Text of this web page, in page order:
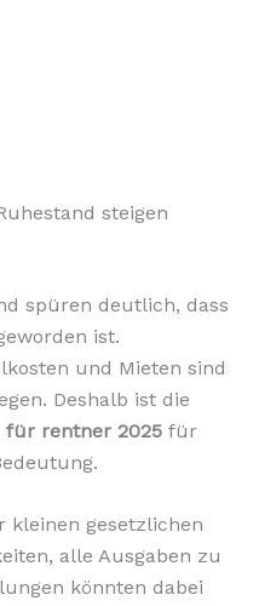
steigen
spüren deutlich, dass
ist.
und Mieten sind
Deshalb ist die
für rentner 2025für
kleinen gesetzlichen
alle Ausgaben zu
könnten dabei